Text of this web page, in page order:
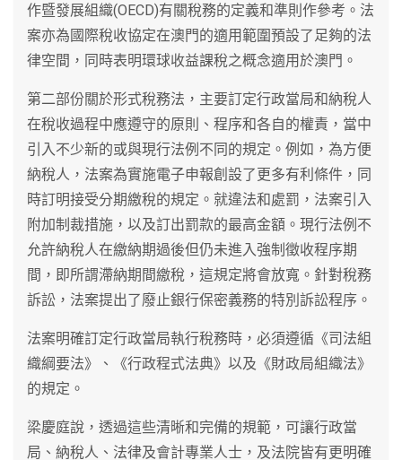
作暨發展組織(OECD)有關稅務的定義和準則作參考。法
案亦為國際稅收協定在澳門的適用範圍預設了足夠的法
律空間，同時表明環球收益課稅之概念適用於澳門。
第二部份關於形式稅務法，主要訂定行政當局和納稅人
在稅收過程中應遵守的原則、程序和各自的權責，當中
引入不少新的或與現行法例不同的規定。例如，為方便
納稅人，法案為實施電子申報創設了更多有利條件，同
時訂明接受分期繳稅的規定。就違法和處罰，法案引入
附加制裁措施，以及訂出罰款的最高金額。現行法例不
允許納稅人在繳納期過後但仍未進入強制徵收程序期
間，即所謂滯納期間繳稅，這規定將會放寬。針對稅務
訴訟，法案提出了廢止銀行保密義務的特別訴訟程序。
法案明確訂定行政當局執行稅務時，必須遵循《司法組
織綱要法》、《行政程式法典》以及《財政局組織法》
的規定。
梁慶庭說，透過這些清晰和完備的規範，可讓行政當
局、納稅人、法律及會計專業人士，及法院皆有更明確